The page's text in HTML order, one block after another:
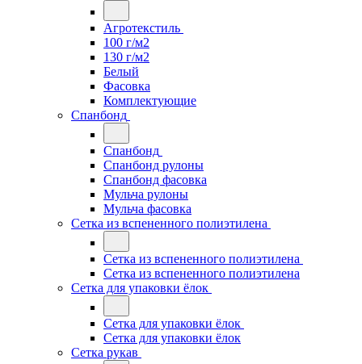
Агротекстиль
100 г/м2
130 г/м2
Белый
Фасовка
Комплектующие
Спанбонд
Спанбонд
Спанбонд рулоны
Спанбонд фасовка
Мульча рулоны
Мульча фасовка
Сетка из вспененного полиэтилена
Сетка из вспененного полиэтилена
Сетка из вспененного полиэтилена
Сетка для упаковки ёлок
Сетка для упаковки ёлок
Сетка для упаковки ёлок
Сетка рукав